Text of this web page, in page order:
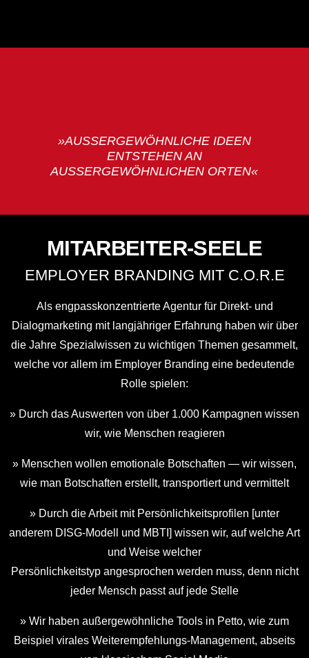
»AUSSERGEWÖHNLICHE IDEEN
ENTSTEHEN AN
AUSSERGEWÖHNLICHEN ORTEN«
MITARBEITER-SEELE
EMPLOYER BRANDING MIT C.O.R.E
Als engpasskonzentrierte Agentur für Direkt- und
Dialogmarketing mit langjähriger Erfahrung haben wir über
die Jahre Spezialwissen zu wichtigen Themen gesammelt,
welche vor allem im Employer Branding eine bedeutende
Rolle spielen:
» Durch das Auswerten von über 1.000 Kampagnen wissen
wir, wie Menschen reagieren
» Menschen wollen emotionale Botschaften — wir wissen,
wie man Botschaften erstellt, transportiert und vermittelt
» Durch die Arbeit mit Persönlichkeitsprofilen [unter
anderem DISG-Modell und MBTI] wissen wir, auf welche Art
und Weise welcher
Persönlichkeitstyp angesprochen werden muss, denn nicht
jeder Mensch passt auf jede Stelle
» Wir haben außergewöhnliche Tools in Petto, wie zum
Beispiel virales Weiterempfehlungs-Management, abseits